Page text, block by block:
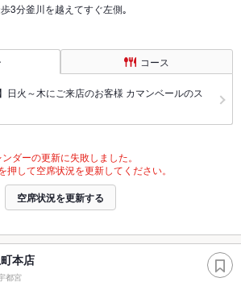
3分釜川を越えてすぐ左側｡
コース
日火～木にご来店のお客様 カマンベールのス
ダーの更新に失敗しました。
押して空席状況を更新してください。
空席状況を更新する
本店
都宮